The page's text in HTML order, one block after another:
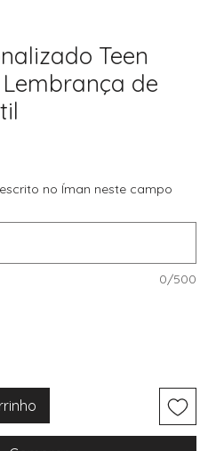
Teen
Lembrança de
no Íman neste campo
0/500